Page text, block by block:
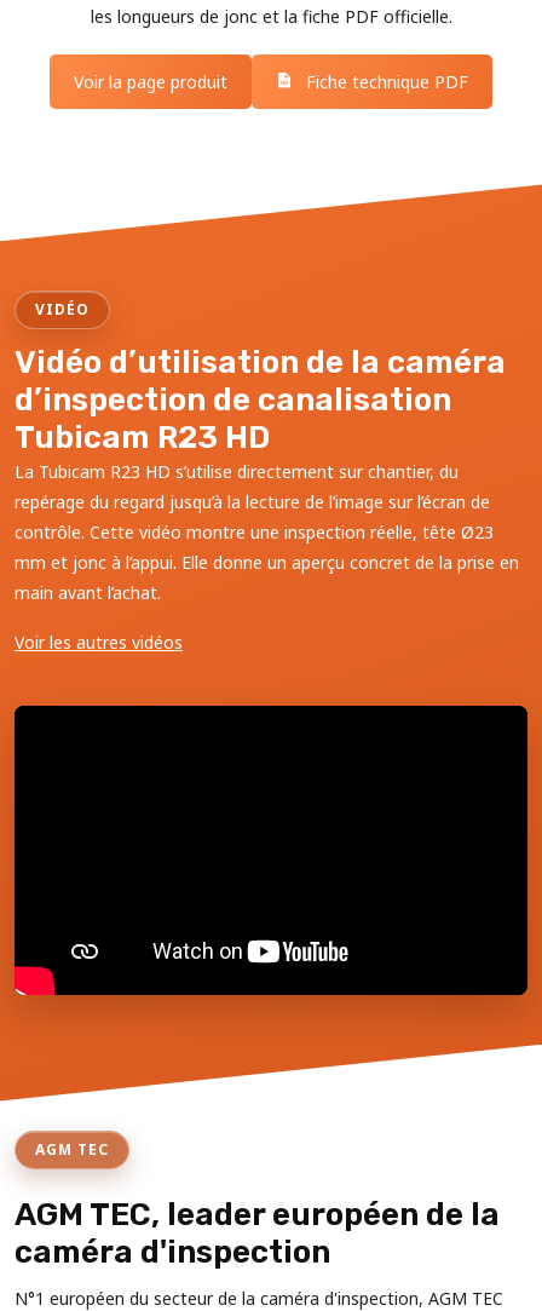
les longueurs de jonc et la fiche PDF officielle.
Voir la page produit Fiche technique PDF
VIDÉO
Vidéo d’utilisation de la caméra
d’inspection de canalisation
Tubicam R23 HD
La Tubicam R23 HD s’utilise directement sur chantier, du
repérage du regard jusqu’à la lecture de l’image sur l’écran de
contrôle. Cette vidéo montre une inspection réelle, tête Ø23
mm et jonc à l’appui. Elle donne un aperçu concret de la prise en
main avant l’achat.
Voir les autres vidéos
AGM TEC
AGM TEC, leader européen de la
caméra d'inspection
N°1 européen du secteur de la caméra d'inspection, AGM TEC